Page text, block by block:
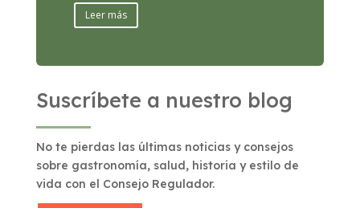
Leer más
Suscríbete a nuestro blog
No te pierdas las últimas noticias y consejos
sobre gastronomía, salud, historia y estilo de
vida con el Consejo Regulador.